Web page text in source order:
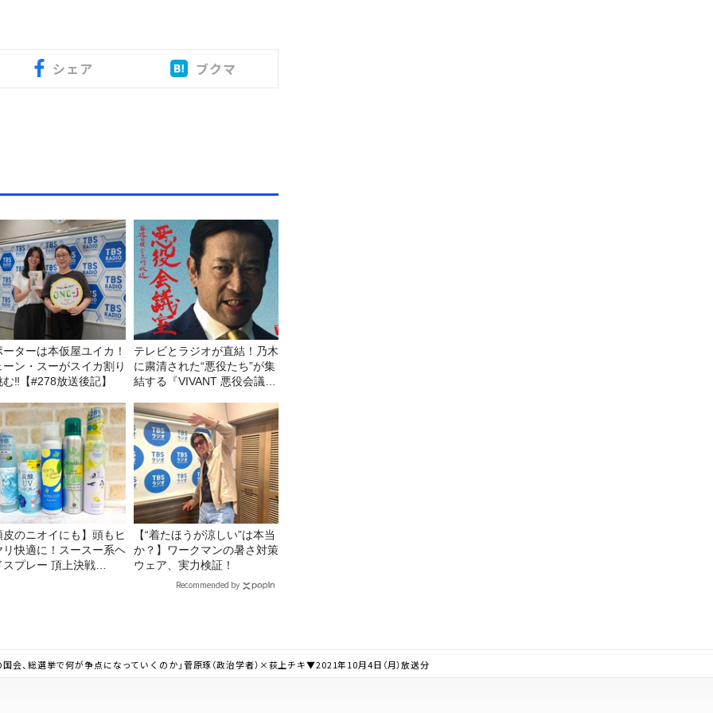
シェア ブクマ
ーターは本仮屋ユイカ！
ーン・スーがスイカ割り
‼【#278放送後記】
テレビとラジオが直結！乃木
に粛清された“悪役たち”が集
結する『VIVANT 悪役会議
皮のニオイにも】頭もヒ
リ快適に！スースー系ヘ
スプレー 頂上決戦
【“着たほうが涼しい”は本当
か？】ワークマンの暑さ対策
ウェア、実力検証！
Recommended by
会、総選挙で何が争点になっていくのか」菅原琢（政治学者）×荻上チキ▼2021年10月4日（月）放送分